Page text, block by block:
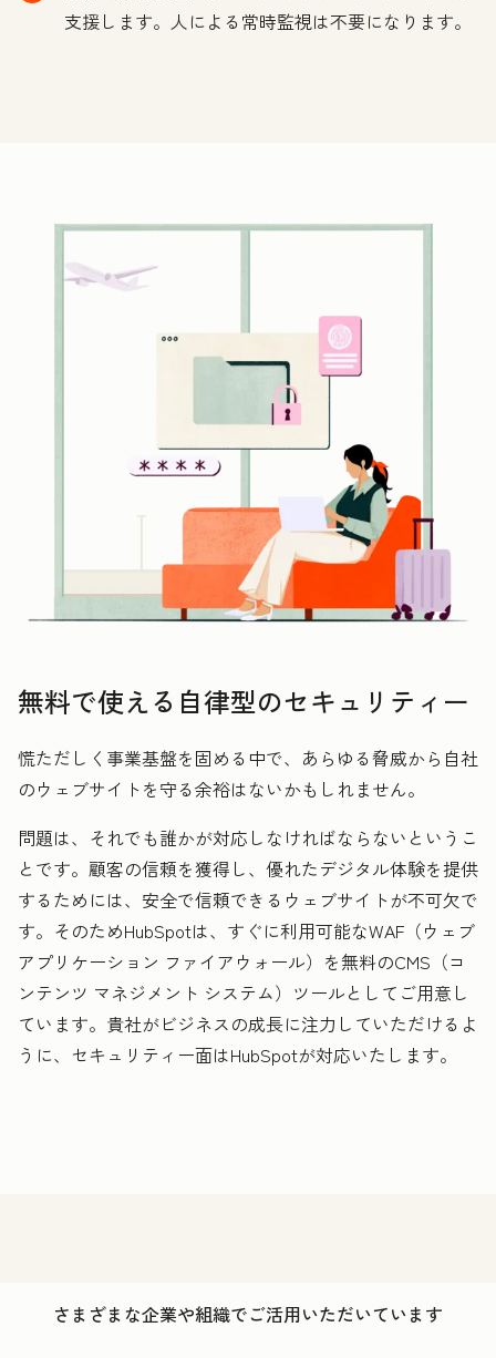
支援します。人による常時監視は不要になります。
無料で使える自律型のセキュリティー
慌ただしく事業基盤を固める中で、あらゆる脅威から自社
のウェブサイトを守る余裕はないかもしれません。
問題は、それでも誰かが対応しなければならないというこ
とです。顧客の信頼を獲得し、優れたデジタル体験を提供
するためには、安全で信頼できるウェブサイトが不可欠で
す。そのためHubSpotは、すぐに利用可能なWAF（ウェブ
アプリケーション ファイアウォール）を無料のCMS（コ
ンテンツ マネジメント システム）ツールとしてご用意し
ています。貴社がビジネスの成長に注力していただけるよ
うに、セキュリティー面はHubSpotが対応いたします。
さまざまな企業や組織でご活用いただいています